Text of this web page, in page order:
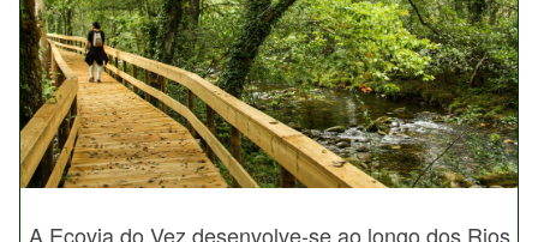
A Ecovia do Vez desenvolve-se ao longo dos Rios